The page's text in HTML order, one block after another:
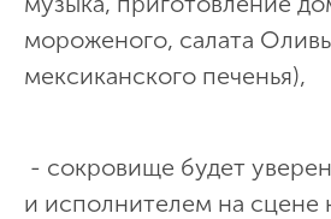
мороженого, салата
мексиканского печенья),
- сокровище будет
и исполнителем на сцене